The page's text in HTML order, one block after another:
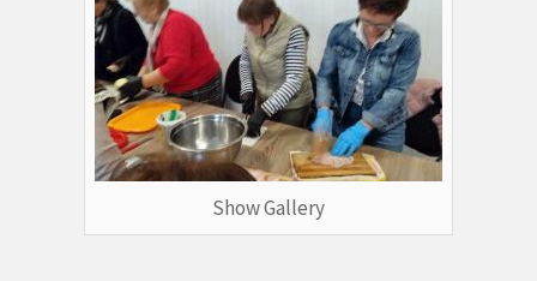
Show Gallery